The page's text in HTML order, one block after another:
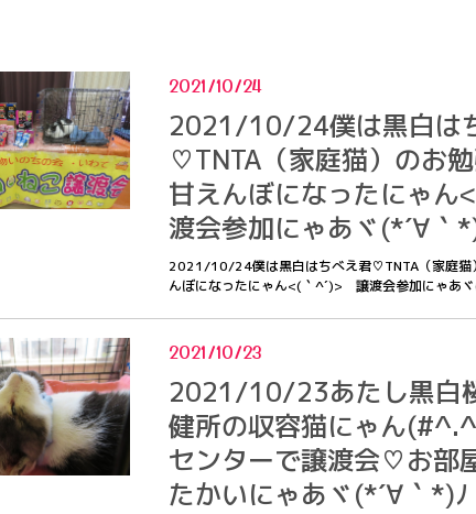
2021/10/24
2021/10/24僕は黒白は
♡TNTA（家庭猫）のお
甘えんぼになったにゃ
渡会参加にゃあヾ(*´∀｀
2021/10/24僕は黒白はちべえ君♡TNTA（家庭猫
んぼになったにゃん<(｀^´)> 譲渡会参加にゃあ
2021/10/23
2021/10/23あたし黒白
健所の収容猫にゃん
センターで譲渡会♡お部
たかいにゃあヾ(*´∀｀*)ﾉ